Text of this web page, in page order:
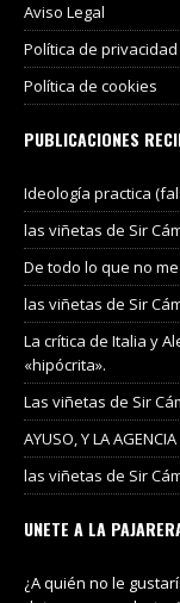
Aviso Legal
Política de privacidad
Política de cookies
PUBLICACIONES
Ideología practica
las viñetas de Sir
De todo lo que no
las viñetas de Sir
La crítica de Italia y
«hipócrita».
Las viñetas de Sir
AYUSO, Y LA
las viñetas de Sir
UNETE A LA
¿A quién no le